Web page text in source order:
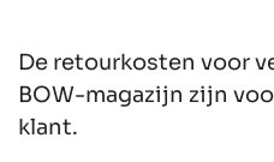
De retourkosten voor
BOW-magazijn zijn
klant.